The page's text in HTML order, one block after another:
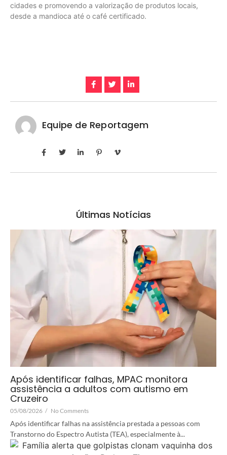
cidades e promovendo a valorização de produtos locais,
desde a mandioca até o café certificado.
Equipe de Reportagem
Últimas Notícias
Após identificar falhas, MPAC monitora
assistência a adultos com autismo em
Cruzeiro
05/08/2026 / No Comments
Após identificar falhas na assistência prestada a pessoas com
Transtorno do Espectro Autista (TEA), especialmente à...